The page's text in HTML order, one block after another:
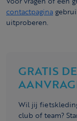
contactpagina
uitproberen.
GRATIS
Wil jij
club of team?